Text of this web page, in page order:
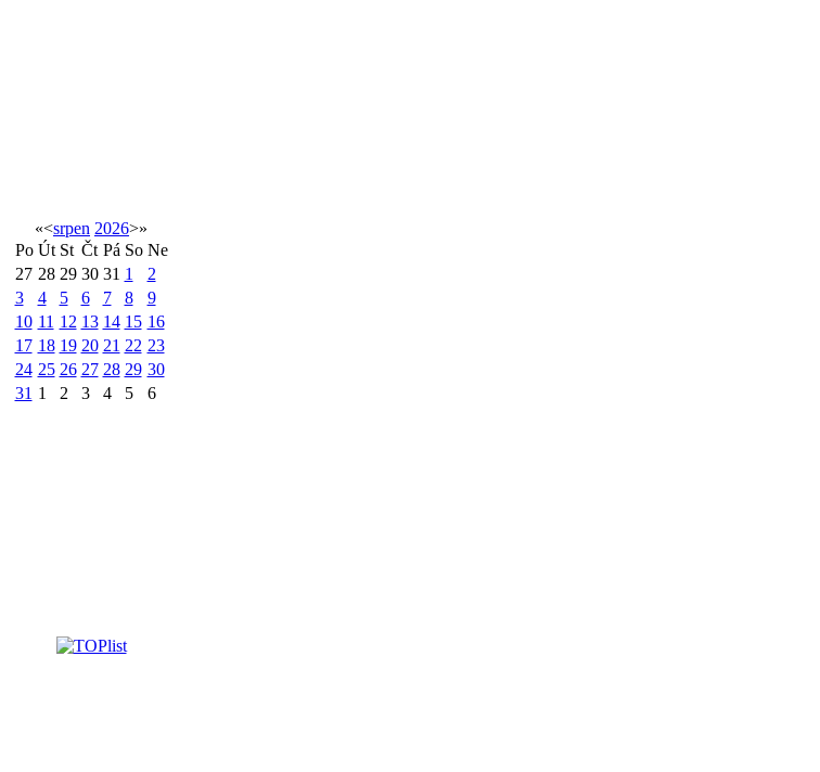
«<srpen 2026>»
Po Út St Čt Pá So Ne
27 28 29 30 31 1
2
3
4 5 6 7 8
9
10 11 12 13 14 15 16
17 18 19 20 21 22 23
24 25 26 27 28 29 30
31 1 2 3 4 5 6